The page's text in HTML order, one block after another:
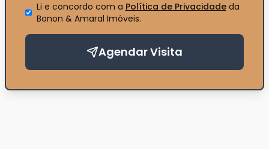
Li e concordo com a Política de Privacidadeda
Bonon & Amaral Imóveis.
Agendar Visita